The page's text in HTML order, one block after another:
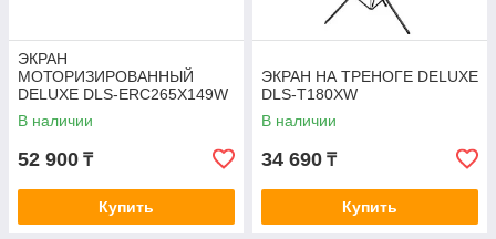
ЭКРАН
МОТОРИЗИРОВАННЫЙ
DELUXE DLS-ERC265Х149W
В наличии
52 900 ₸
Купить
ЭКРАН НА ТРЕНОГЕ DELUXE
DLS-T180XW
В наличии
34 690 ₸
Купить